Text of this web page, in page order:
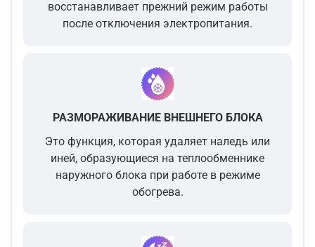
восстанавливает прежний режим работы
после отключения электропитания.
РАЗМОРАЖИВАНИЕ ВНЕШНЕГО БЛОКА
Это функция, которая удаляет наледь или
иней, образующиеся на теплообменнике
наружного блока при работе в режиме
обогрева.